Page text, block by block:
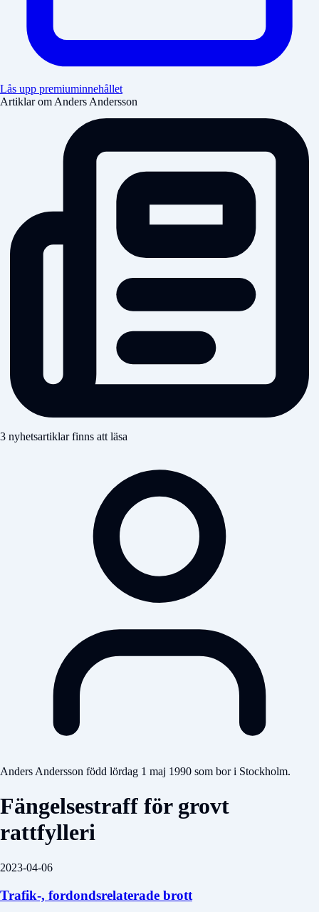
Lås upp premiuminnehållet
Artiklar om Anders Andersson
3 nyhetsartiklar finns att läsa
Anders Andersson född lördag 1 maj 1990 som bor i Stockholm.
Fängelsestraff för grovt
rattfylleri
2023-04-06
Trafik-, fordondsrelaterade brott